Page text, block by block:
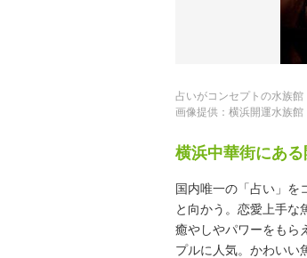
占いがコンセプトの水族館
画像提供：横浜開運水族館
横浜中華街にあ
国内唯一の「占い」を
と向かう。恋愛上手な
癒やしやパワーをもら
プルに人気。かわいい